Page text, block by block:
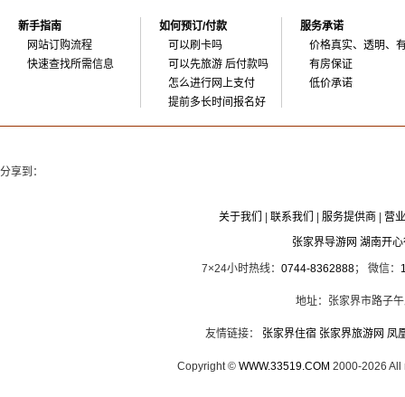
新手指南
网站订购流程
快速查找所需信息
如何预订/付款
可以刷卡吗
可以先旅游 后付款吗
怎么进行网上支付
提前多长时间报名好
服务承诺
价格真实、透明、
有房保证
低价承诺
分享到：
关于我们 联系我们 服务提供商
营
张家界导游网 湖南开
7×24小时热线： 0744-8362888； 微信：
地址：张家界市路子
友情链接： 张家界住宿 张家界旅游网 凤
Copyright © WWW.33519.COM 2000-2026 All